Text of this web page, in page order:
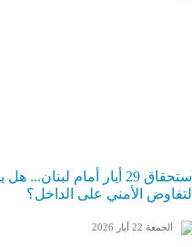
استحقاق 29 أيار أمام لبنان... هل
التفاوض الأمني على الداخل؟
الجمعة 22 أيار 2026